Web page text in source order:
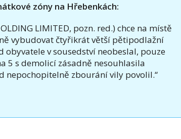
zóny na Hřebenkách:
LIMITED, pozn. red.) chce na místě
vybudovat čtyřikrát větší pětipodlažní
v sousedství neobeslal, pouze
5 s demolicí zásadně nesouhlasila
nepochopitelně zbourání vily povolil.“